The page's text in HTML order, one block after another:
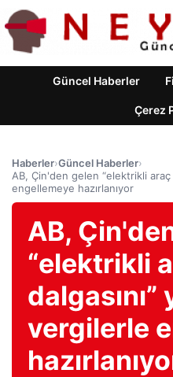
Güncel Haberler
Çerez
Haberler›Güncel Haberler›
AB, Çin'den gelen “elektrikli araç
engellemeye hazırlanıyor
AB,
“elektrikli
vergilerle